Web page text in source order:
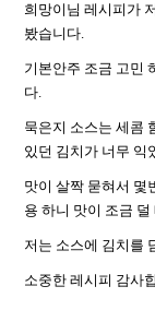
희망이님 레시피가
봤습니다.
기본안주 조금 고민
다.
묵은지 소스는 세콤
있던 김치가 너무 익
맛이 살짝 묻혀서 몇
용 하니 맛이 조금
저는 소스에 김치를
소중한 레시피 감사